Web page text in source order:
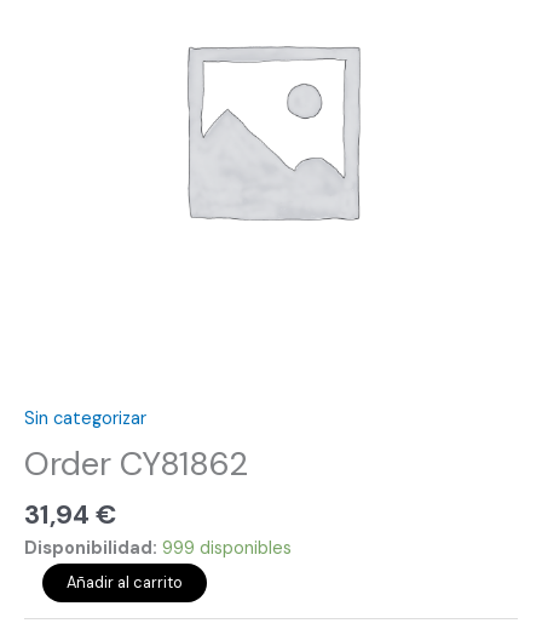
Sin categorizar
Order CY81862
31,94 €
Disponibilidad: 999 disponibles
Añadir al carrito